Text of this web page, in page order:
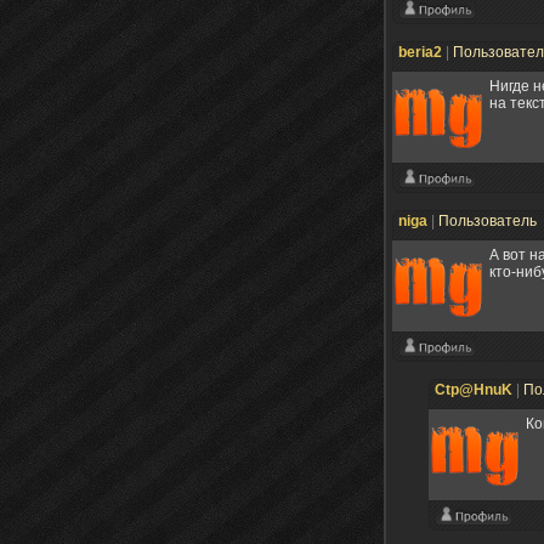
beria2
Нигде
на
niga Пользователь
А вот
кто-
Ctp@HnuK